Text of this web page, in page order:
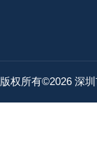
版权所有©2026 深